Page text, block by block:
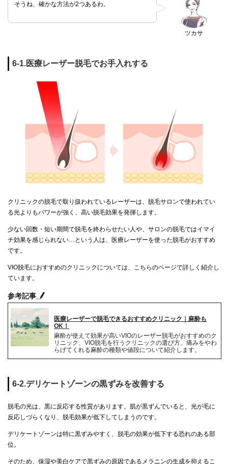
ツカサ
そうね、確かな方法が2つあるわ。
6-1.医療レーザー脱毛でお手入れする
クリニックの脱毛で取り扱われているレーザーは、脱毛サロンで使われてい
る光よりもパワーが強く、高い脱毛効果を発揮します。
少ない回数・短い期間で脱毛を終わらせたい人や、サロンの脱毛ではイマイ
チ効果を感じられない…という人は、医療レーザーを使った脱毛がおすすめ
です。
VIO脱毛におすすめのクリニックについては、こちらのページで詳しく紹介し
ています。
参考記事
医療レーザーで脱毛できるおすすめクリニック｜麻酔も
OK！
麻酔が使えて効果が高いVIOのレーザー脱毛がおすすめのク
リニック、VIO脱毛を行うクリニックの選び方、痛みをやわ
らげてくれる麻酔の種類や値段について紹介します。
6-2.デリケートゾーンの黒ずみを改善する
脱毛の光は、黒に反応する性質があります。肌が黒ずんでいると、光が毛に
反応しづらくなり、脱毛効果が低下してしまうのです。
デリケートゾーンは特に黒ずみやすく、脱毛の効果が低下する恐れのある部
位。
そのため、保湿や美白ケアで黒ずみの原因であるメラニンの生成を抑えるこ